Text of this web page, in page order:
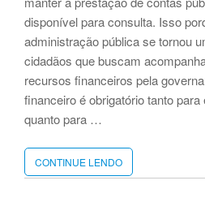
disponível para consulta. Isso
administração pública se tornou
cidadãos que buscam
recursos financeiros pela
financeiro é obrigatório tanto
quanto para …
CONTINUE LENDO
ERROS